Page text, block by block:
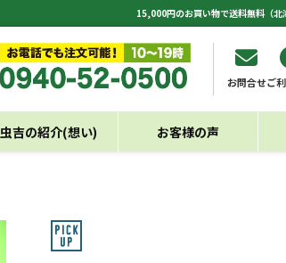
15,000円のお買い物で送料無料（北
お問合せご
虫吉の紹介(想い) お客様の声